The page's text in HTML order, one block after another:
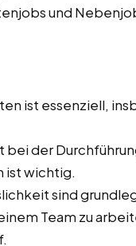
und
ist essenziell,
bei der
ist wichtig.
sind
Team zu